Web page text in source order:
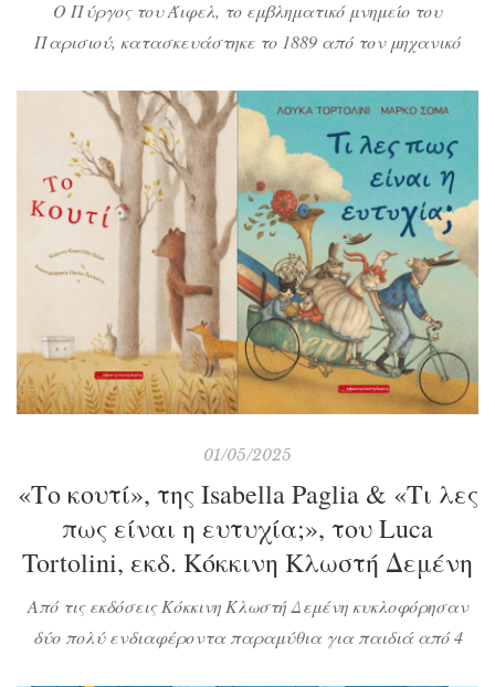
Ο Πύργος του Άιφελ, το εμβληματικό μνημείο του
Παρισιού, κατασκευάστηκε το 1889 από τον μηχανικό
και γιατί φτιάχτηκε; Γιατί έγινε αναπόσπαστο κομμάτι
της παριζιάνικης ζωής; Ποιους ενέπνευσε και πώς
αποτυπώθηκε σε διάφορες καλλιτεχνικές και πολιτιστικές
εκφάνσεις;
01/05/2025
«Το κουτί», της Isabella Paglia & «Τι λες
πως είναι η ευτυχία;», του Luca
Tortolini, εκδ. Κόκκινη Κλωστή Δεμένη
Από τις εκδόσεις Κόκκινη Κλωστή Δεμένη κυκλοφόρησαν
δύο πολύ ενδιαφέροντα παραμύθια για παιδιά από 4